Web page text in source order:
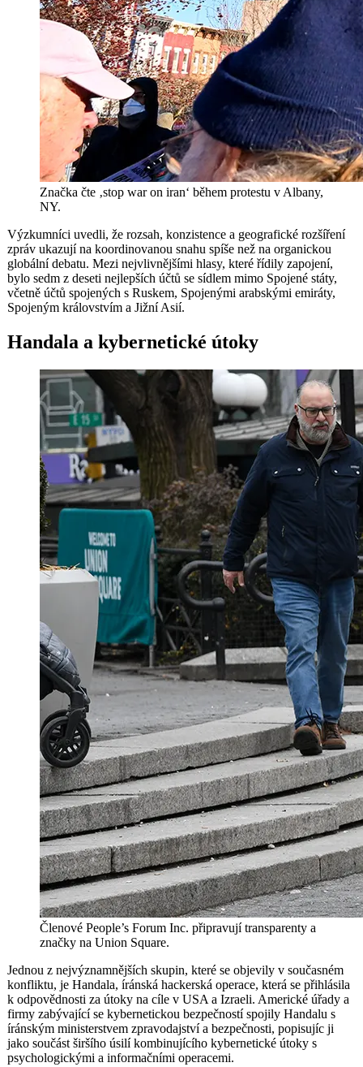
Značka čte ‚stop war on iran‘ během protestu v Albany,
NY.
Výzkumníci uvedli, že rozsah, konzistence a geografické rozšíření
zpráv ukazují na koordinovanou snahu spíše než na organickou
globální debatu. Mezi nejvlivnějšími hlasy, které řídily zapojení,
bylo sedm z deseti nejlepších účtů se sídlem mimo Spojené státy,
včetně účtů spojených s Ruskem, Spojenými arabskými emiráty,
Spojeným královstvím a Jižní Asií.
Handala a kybernetické útoky
Členové People’s Forum Inc. připravují transparenty a
značky na Union Square.
Jednou z nejvýznamnějších skupin, které se objevily v současném
konfliktu, je Handala, íránská hackerská operace, která se přihlásila
k odpovědnosti za útoky na cíle v USA a Izraeli. Americké úřady a
firmy zabývající se kybernetickou bezpečností spojily Handalu s
íránským ministerstvem zpravodajství a bezpečnosti, popisujíc ji
jako součást širšího úsilí kombinujícího kybernetické útoky s
psychologickými a informačními operacemi.